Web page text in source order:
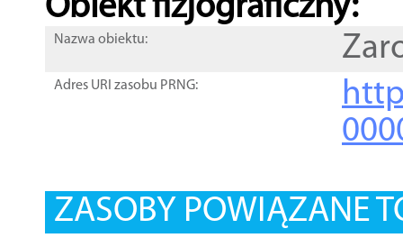
Obiekt fizjograficzny:
Nazwa obiektu:
Adres URI zasobu PRNG:
ZASOBY POWIĄZANE